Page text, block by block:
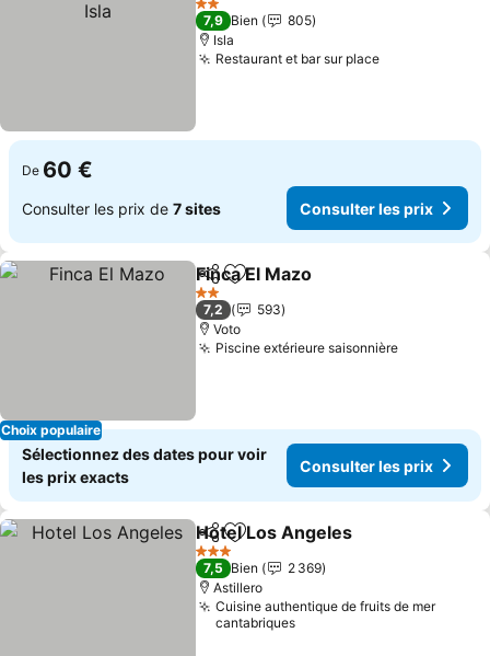
2 Étoiles
7,9 Bien
805
Isla
Restaurant et bar sur place
De 60 €
Consulter les prix de 7 sites Consulter les prix
Choix populaire
PartagerAjouter à mes favoris
Finca El Mazo
2 Étoiles
7,2
593
Voto
Piscine extérieure saisonnière
Sélectionnez des dates pour voir
les prix exacts
Consulter les prix
PartagerAjouter à mes favoris
Hotel Los Angeles
3 Étoiles
7,5 Bien
2 369
Astillero
Cuisine authentique de fruits de mer
cantabriques